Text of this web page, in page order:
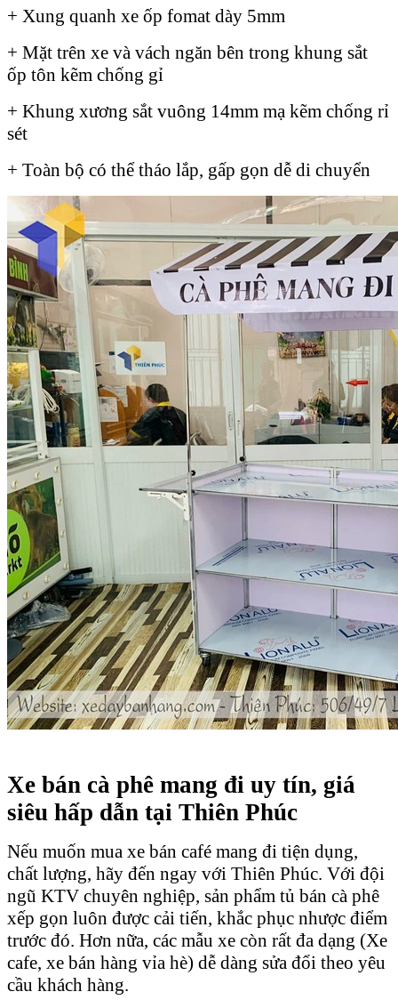
+ Xung quanh xe ốp fomat dày 5mm
+ Mặt trên xe và vách ngăn bên trong khung sắt
ốp tôn kẽm chống gỉ
+ Khung xương sắt vuông 14mm mạ kẽm chống rỉ
sét
+ Toàn bộ có thể tháo lắp, gấp gọn dễ di chuyển
Xe bán cà phê mang đi uy tín, giá
siêu hấp dẫn tại Thiên Phúc
Nếu muốn mua xe bán café mang đi tiện dụng,
chất lượng, hãy đến ngay với Thiên Phúc. Với đội
ngũ KTV chuyên nghiệp, sản phẩm tủ bán cà phê
xếp gọn luôn được cải tiến, khắc phục nhược điểm
trước đó. Hơn nữa, các mẫu xe còn rất đa dạng (Xe
cafe, xe bán hàng vỉa hè) dễ dàng sửa đổi theo yêu
cầu khách hàng.